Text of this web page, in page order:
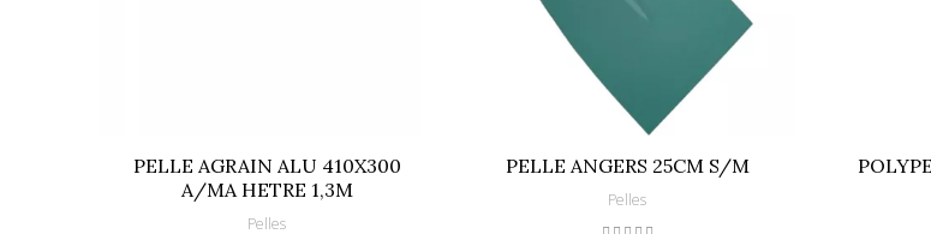
PELLE AGRAIN ALU 410X300
A/MA HETRE 1,3M
Pelles
PELLE ANGERS 25CM S/M
Pelles